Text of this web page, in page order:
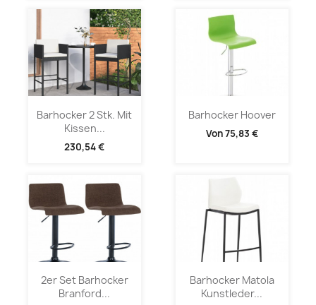
Barhocker 2 Stk. Mit
Kissen...
230,54 €
Barhocker Hoover
Von75,83 €
2er Set Barhocker
Branford...
Barhocker Matola
Kunstleder...